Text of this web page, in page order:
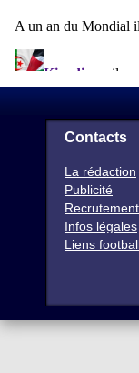
Contacts
La rédaction
Publicité
Recrutement
Infos légales
Liens